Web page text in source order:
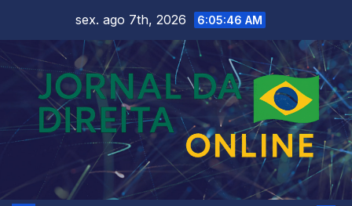
content
sex. ago 7th, 2026 6:05:48 AM